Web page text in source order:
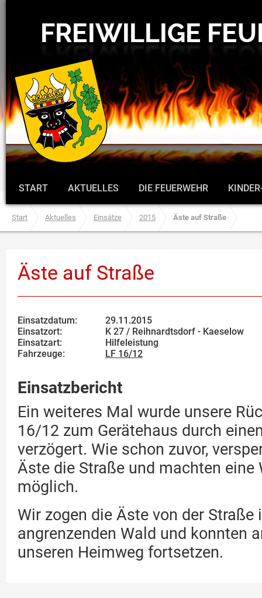
START AKTUELLES DIE FEUERWEHR
Start Aktuelles Einsätze 2015 Äste auf Straße
Äste auf Straße
Einsatzdatum:
29.11.2015
Einsatzort:
K 27 / Reihnardtsdorf - Kaeselow
Einsatzart:
Hilfeleistung
Fahrzeuge:
LF 16/12
Einsatzbericht
Ein weiteres Mal wurde unsere
16/12 zum Gerätehaus durch
verzögert. Wie schon zuvor,
Äste die Straße und machten
möglich.
Wir zogen die Äste von der Straße
angrenzenden Wald und konnten
unseren Heimweg fortsetzen.